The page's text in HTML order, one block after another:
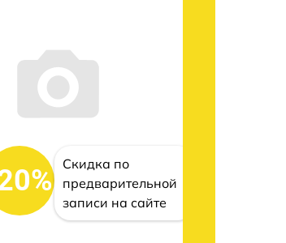
Скидка по
предварительной
записи на сайте